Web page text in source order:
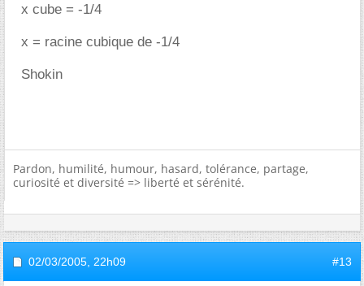
x cube = -1/4
x = racine cubique de -1/4
Shokin
Pardon, humilité, humour, hasard, tolérance, partage,
curiosité et diversité => liberté et sérénité.
02/03/2005, 22h09 #13